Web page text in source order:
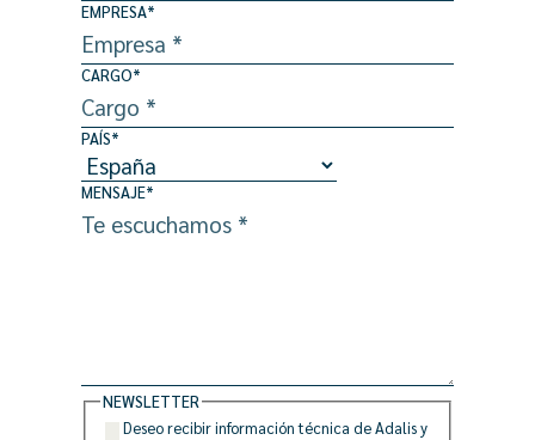
EMPRESA*
CARGO*
PAÍS*
MENSAJE*
NEWSLETTER
Deseo recibir información técnica de Adalis y